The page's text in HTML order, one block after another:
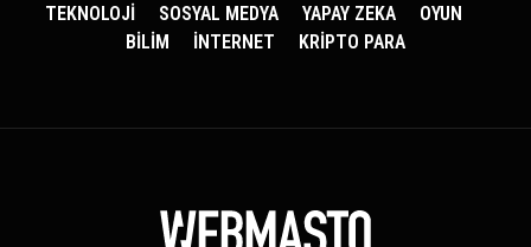
TEKNOLOJİ SOSYAL MEDYA YAPAY ZEKA
OYUN
BİLİM
İNTERNET KRİPTO PARA